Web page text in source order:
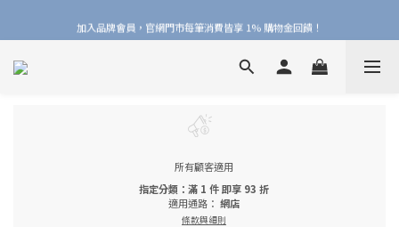
加入品牌會員，官網門市每筆消費皆享 1% 購物金回饋！
加入品牌會員，官網門市每筆消費皆享 1% 購物金回饋！
線上線下皆可累積 & 折抵購物金，再送 $50 入會禮
所有顧客適用
指定分類：滿 1 件 即享 93 折
適用通路： 網店
條款與細則